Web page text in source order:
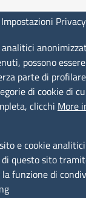
Impostazioni Privacy
possono
parte di
di cookie di
clicchi More
e cookie
questo sito
funzione di